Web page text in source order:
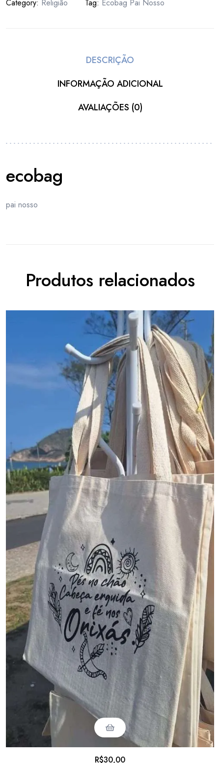
Category: Religião Tag: Ecobag Pai Nosso
DESCRIÇÃO
INFORMAÇÃO ADICIONAL
AVALIAÇÕES (0)
ecobag
pai nosso
Produtos relacionados
R$30,00